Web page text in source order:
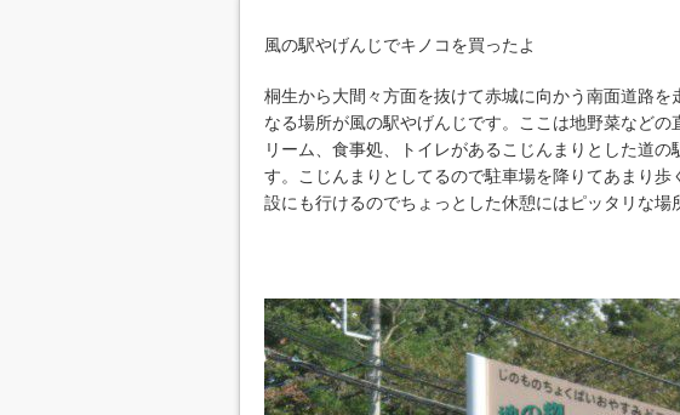
風の駅やげんじでキノコを買ったよ
桐生から大間々方面を抜けて赤城に向かう南面道路を
なる場所が風の駅やげんじです。ここは地野菜などの
リーム、食事処、トイレがあるこじんまりとした道の
す。こじんまりとしてるので駐車場を降りてあまり歩
設にも行けるのでちょっとした休憩にはピッタリな場